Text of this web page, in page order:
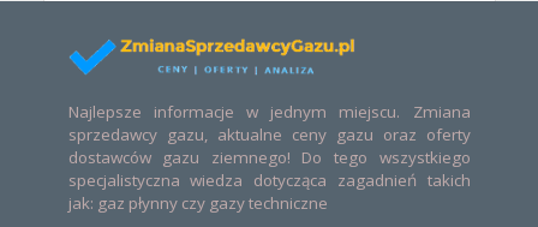
Najlepsze informacje w jednym miejscu. Zmiana
sprzedawcy gazu, aktualne ceny gazu oraz oferty
dostawców gazu ziemnego! Do tego wszystkiego
specjalistyczna wiedza dotycząca zagadnień takich
jak: gaz płynny czy gazy techniczne